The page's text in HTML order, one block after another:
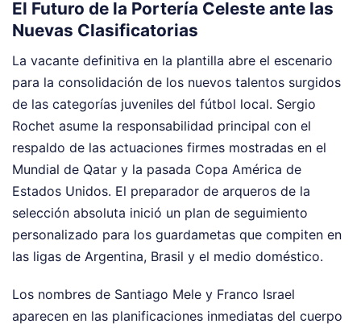
El Futuro de la Portería Celeste ante las
Nuevas Clasificatorias
La vacante definitiva en la plantilla abre el escenario
para la consolidación de los nuevos talentos surgidos
de las categorías juveniles del fútbol local. Sergio
Rochet asume la responsabilidad principal con el
respaldo de las actuaciones firmes mostradas en el
Mundial de Qatar y la pasada Copa América de
Estados Unidos. El preparador de arqueros de la
selección absoluta inició un plan de seguimiento
personalizado para los guardametas que compiten en
las ligas de Argentina, Brasil y el medio doméstico.
Los nombres de Santiago Mele y Franco Israel
aparecen en las planificaciones inmediatas del cuerpo